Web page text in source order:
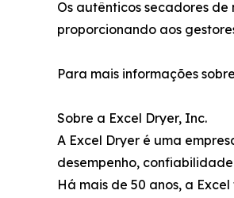
Os autênticos secadores
proporcionando aos
Para mais informações
Sobre a Excel Dryer, Inc.
A Excel Dryer é uma
desempenho,
Há mais de 50 anos, a